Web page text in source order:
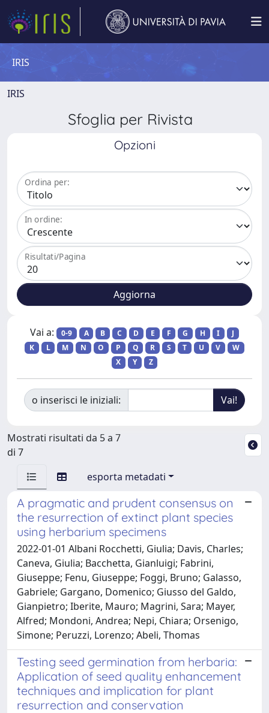
IRIS
IRIS
Sfoglia per Rivista
Opzioni
Ordina per:
In ordine:
Risultati/Pagina
Vai a: 0-9 A B C D E F G H I
J
K
L M N O P Q R S T U V
W
X
Y Z
o inserisci le iniziali:
Mostrati risultati da 5 a 7
di 7
esporta metadati
A pragmatic and prudent consensus on
the resurrection of extinct plant species
using herbarium specimens
2022-01-01 Albani Rocchetti, Giulia; Davis, Charles;
Caneva, Giulia; Bacchetta, Gianluigi; Fabrini,
Giuseppe; Fenu, Giuseppe; Foggi, Bruno; Galasso,
Gabriele; Gargano, Domenico; Giusso del Galdo,
Gianpietro; Iberite, Mauro; Magrini, Sara; Mayer,
Alfred; Mondoni, Andrea; Nepi, Chiara; Orsenigo,
Simone; Peruzzi, Lorenzo; Abeli, Thomas
Testing seed germination from herbaria:
Application of seed quality enhancement
techniques and implication for plant
resurrection and conservation